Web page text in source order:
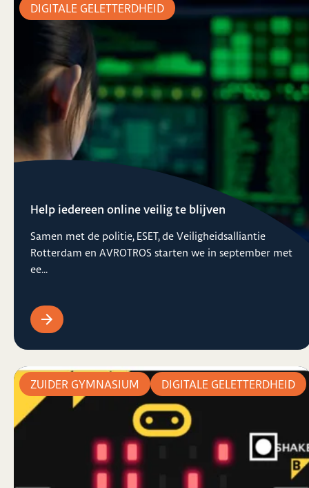
Help iedereen online veilig te blijven
Samen met de politie, ESET, de Veiligheidsalliantie
Rotterdam en AVROTROS starten we in september met
ee...
DIGITALE GELETTERDHEID
ZUIDER GYMNASIUM DIGITALE GELETTERDHEID